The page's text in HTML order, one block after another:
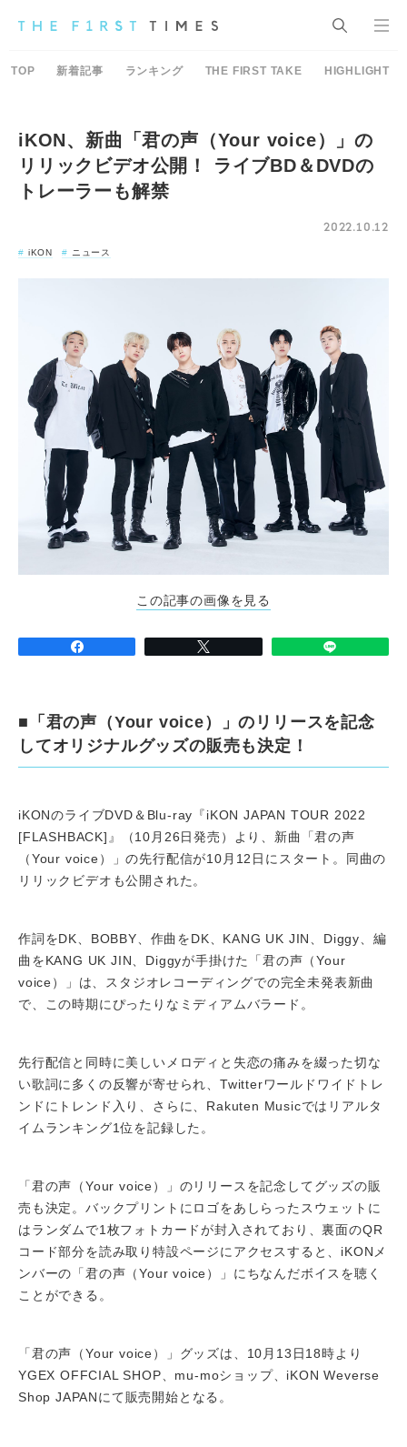
TOP 新着記事 ランキング THE FIRST TAKE HIGHLIGHT
iKON、新曲「君の声（Your voice）」の
リリックビデオ公開！ ライブBD＆DVDの
トレーラーも解禁
2022.10.12
iKON ニュース
この記事の画像を見る
■「君の声（Your voice）」のリリースを記念
してオリジナルグッズの販売も決定！
iKONのライブDVD＆Blu-ray『iKON JAPAN TOUR 2022
[FLASHBACK]』（10月26日発売）より、新曲「君の声
（Your voice）」の先行配信が10月12日にスタート。同曲の
リリックビデオも公開された。
作詞をDK、BOBBY、作曲をDK、KANG UK JIN、Diggy、編
曲をKANG UK JIN、Diggyが手掛けた「君の声（Your
voice）」は、スタジオレコーディングでの完全未発表新曲
で、この時期にぴったりなミディアムバラード。
先行配信と同時に美しいメロディと失恋の痛みを綴った切な
い歌詞に多くの反響が寄せられ、Twitterワールドワイドトレ
ンドにトレンド入り、さらに、Rakuten Musicではリアルタ
イムランキング1位を記録した。
「君の声（Your voice）」のリリースを記念してグッズの販
売も決定。バックプリントにロゴをあしらったスウェットに
はランダムで1枚フォトカードが封入されており、裏面のQR
コード部分を読み取り特設ページにアクセスすると、iKONメ
ンバーの「君の声（Your voice）」にちなんだボイスを聴く
ことができる。
「君の声（Your voice）」グッズは、10月13日18時より
YGEX OFFCIAL SHOP、mu-moショップ、iKON Weverse
Shop JAPANにて販売開始となる。